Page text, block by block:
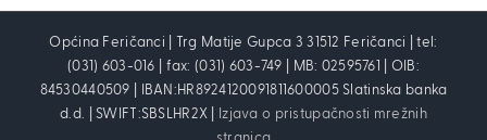
Općina Feričanci | Trg Matije Gupca 3 31512 Feričanci | tel:
(031) 603-016 | fax: (031) 603-749 | MB: 02595761 | OIB:
84530440509 | IBAN:HR8924120091811600005 Slatinska banka
d.d. | SWIFT:SBSLHR2X |
Izjava o pristupačnosti mrežnih